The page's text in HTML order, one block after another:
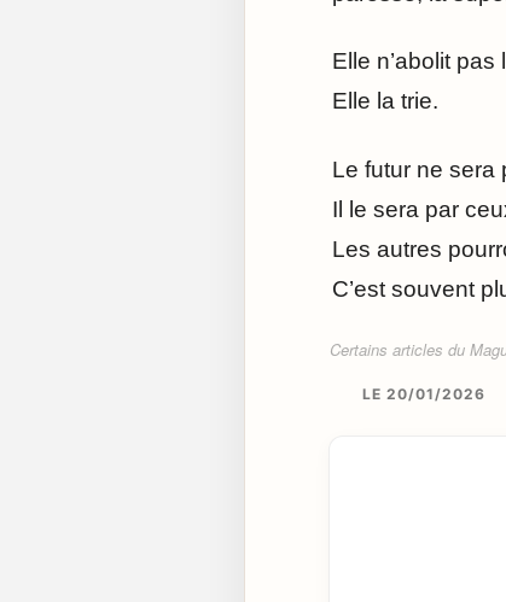
Elle n’abolit pas
Elle la trie.
Le futur ne sera
Il le sera par
Les autres
C’est souvent
Certains articles du
LE 20/01/2026